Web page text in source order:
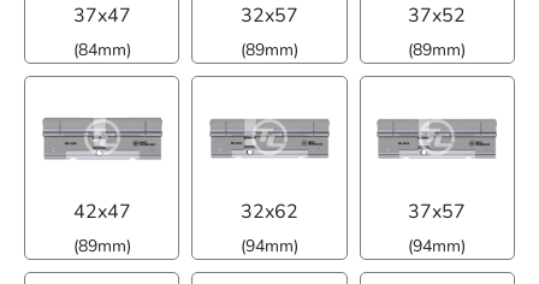
37x47
(84mm)
32x57
(89mm)
37x52
(89mm)
42x47
(89mm)
32x62
(94mm)
37x57
(94mm)